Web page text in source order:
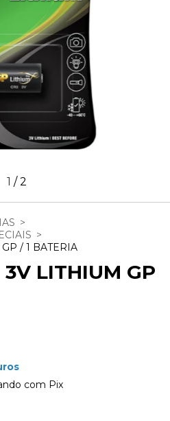
1 /2
>
>
/ 1 BATERIA
3V LITHIUM GP
com Pix